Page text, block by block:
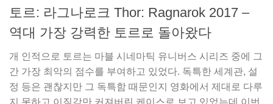
토르: 라그나로크 Thor: Ragnarok 2017 –
역대 가장 강력한 토르로 돌아왔다
개 인적으로 토르는 마블 시네마틱 유니버스 시리즈 중에 그
간 가장 최악의 점수를 부여하고 있었다. 독특한 세계관, 설
정 등은 괜찮지만 그 독특함 때문인지 영화에서 제대로 다루